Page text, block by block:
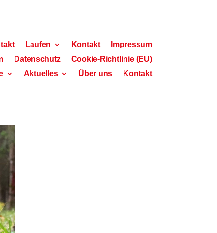
Laufen Kontakt
Impressum
Datenschutz
Cookie-Richtlinie (EU)
Aktuelles Über uns Kontakt